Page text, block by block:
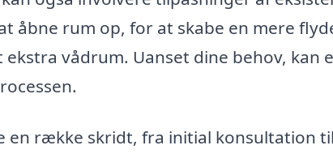
åbne rum op, for at skabe en mere
vådrum. Uanset dine behov, kan
en række skridt, fra initial konsultation